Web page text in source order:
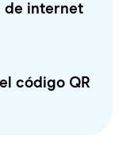
de internet
código QR